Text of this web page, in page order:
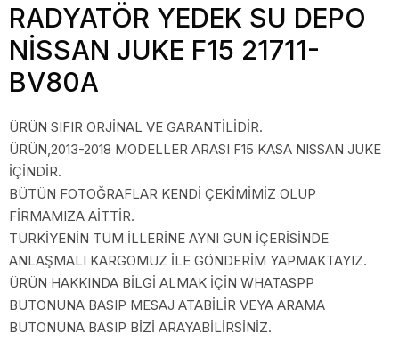
RADYATÖR YEDEK SU DEPO
NİSSAN JUKE F15 21711-
BV80A
ÜRÜN SIFIR ORJİNAL VE GARANTİLİDİR.
ÜRÜN,2013-2018 MODELLER ARASI F15 KASA NISSAN JUKE
İÇİNDİR.
BÜTÜN FOTOĞRAFLAR KENDİ ÇEKİMİMİZ OLUP
FİRMAMIZA AİTTİR.
TÜRKİYENİN TÜM İLLERİNE AYNI GÜN İÇERİSİNDE
ANLAŞMALI KARGOMUZ İLE GÖNDERİM YAPMAKTAYIZ.
ÜRÜN HAKKINDA BİLGİ ALMAK İÇİN WHATASPP
BUTONUNA BASIP MESAJ ATABİLİR VEYA ARAMA
BUTONUNA BASIP BİZİ ARAYABİLİRSİNİZ.